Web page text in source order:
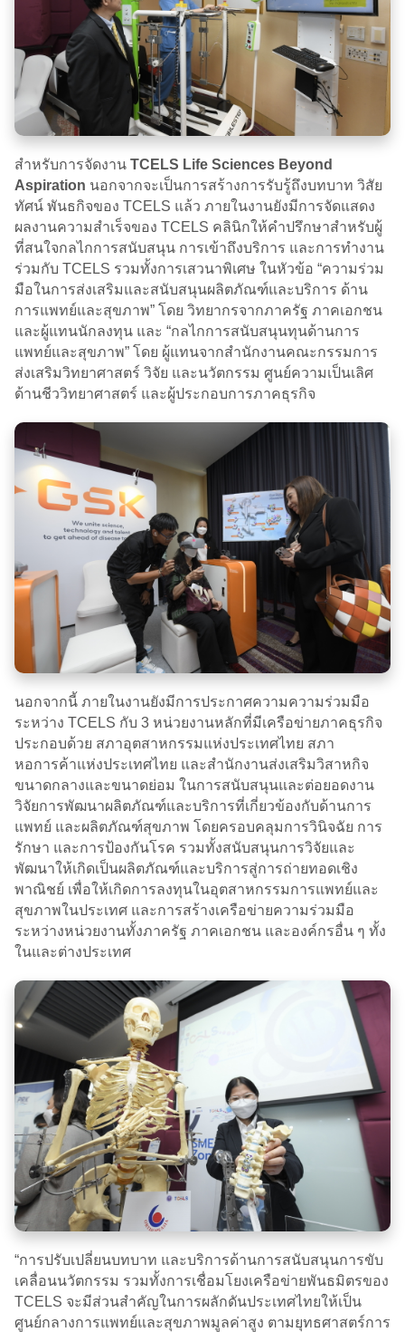
สำหรับการจัดงาน TCELS Life Sciences Beyond
Aspiration นอกจากจะเป็นการสร้างการรับรู้ถึงบทบาท วิสัย
ทัศน์ พันธกิจของ TCELS แล้ว ภายในงานยังมีการจัดแสดง
ผลงานความสำเร็จของ TCELS คลินิกให้คำปรึกษาสำหรับผู้
ที่สนใจกลไกการสนับสนุน การเข้าถึงบริการ และการทำงาน
ร่วมกับ TCELS รวมทั้งการเสวนาพิเศษ ในหัวข้อ “ความร่วม
มือในการส่งเสริมและสนับสนุนผลิตภัณฑ์และบริการ ด้าน
การแพทย์และสุขภาพ” โดย วิทยากรจากภาครัฐ ภาคเอกชน
และผู้แทนนักลงทุน และ “กลไกการสนับสนุนทุนด้านการ
แพทย์และสุขภาพ” โดย ผู้แทนจากสำนักงานคณะกรรมการ
ส่งเสริมวิทยาศาสตร์ วิจัย และนวัตกรรม ศูนย์ความเป็นเลิศ
ด้านชีววิทยาศาสตร์ และผู้ประกอบการภาคธุรกิจ
นอกจากนี้ ภายในงานยังมีการประกาศความความร่วมมือ
ระหว่าง TCELS กับ 3 หน่วยงานหลักที่มีเครือข่ายภาคธุรกิจ
ประกอบด้วย สภาอุตสาหกรรมแห่งประเทศไทย สภา
หอการค้าแห่งประเทศไทย และสำนักงานส่งเสริมวิสาหกิจ
ขนาดกลางและขนาดย่อม ในการสนับสนุนและต่อยอดงาน
วิจัยการพัฒนาผลิตภัณฑ์และบริการที่เกี่ยวข้องกับด้านการ
แพทย์ และผลิตภัณฑ์สุขภาพ โดยครอบคลุมการวินิจฉัย การ
รักษา และการป้องกันโรค รวมทั้งสนับสนุนการวิจัยและ
พัฒนาให้เกิดเป็นผลิตภัณฑ์และบริการสู่การถ่ายทอดเชิง
พาณิชย์ เพื่อให้เกิดการลงทุนในอุตสาหกรรมการแพทย์และ
สุขภาพในประเทศ และการสร้างเครือข่ายความร่วมมือ
ระหว่างหน่วยงานทั้งภาครัฐ ภาคเอกชน และองค์กรอื่น ๆ ทั้ง
ในและต่างประเทศ
“การปรับเปลี่ยนบทบาท และบริการด้านการสนับสนุนการขับ
เคลื่อนนวัตกรรม รวมทั้งการเชื่อมโยงเครือข่ายพันธมิตรของ
TCELS จะมีส่วนสำคัญในการผลักดันประเทศไทยให้เป็น
ศูนย์กลางการแพทย์และสุขภาพมูลค่าสูง ตามยุทธศาสตร์การ